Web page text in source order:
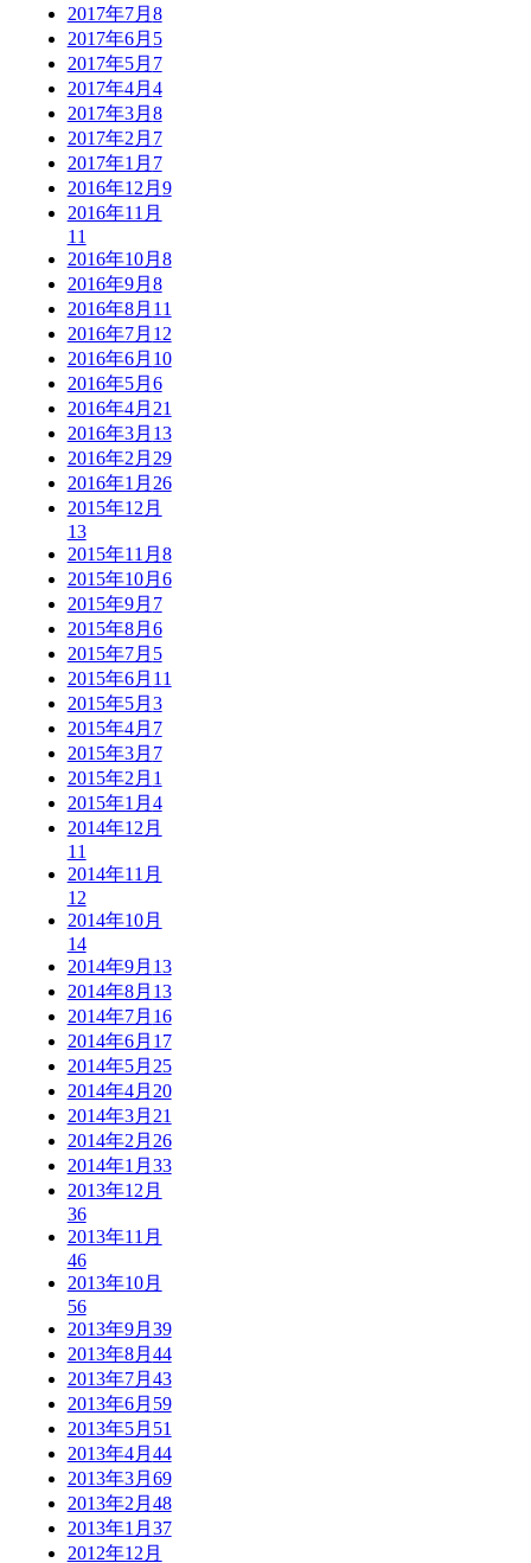
2017年7月 8
2017年6月 5
2017年5月 7
2017年4月 4
2017年3月 8
2017年2月 7
2017年1月 7
2016年12月 9
2016年11月
11
2016年10月 8
2016年9月 8
2016年8月 11
2016年7月 12
2016年6月 10
2016年5月 6
2016年4月 21
2016年3月 13
2016年2月 29
2016年1月 26
2015年12月
13
2015年11月 8
2015年10月 6
2015年9月 7
2015年8月 6
2015年7月 5
2015年6月 11
2015年5月 3
2015年4月 7
2015年3月 7
2015年2月 1
2015年1月 4
2014年12月
11
2014年11月
12
2014年10月
14
2014年9月 13
2014年8月 13
2014年7月 16
2014年6月 17
2014年5月 25
2014年4月 20
2014年3月 21
2014年2月 26
2014年1月 33
2013年12月
36
2013年11月
46
2013年10月
56
2013年9月 39
2013年8月 44
2013年7月 43
2013年6月 59
2013年5月 51
2013年4月 44
2013年3月 69
2013年2月 48
2013年1月 37
2012年12月